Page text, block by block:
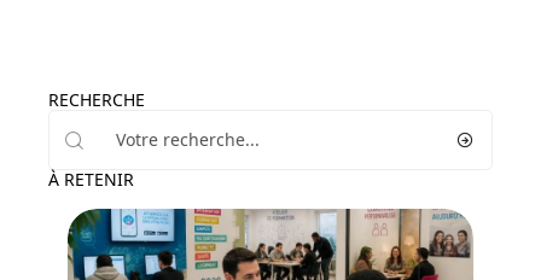
RECHERCHE
À RETENIR